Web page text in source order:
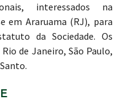
interessados na
em Araruama (RJ), para
da Sociedade. Os
de Janeiro, São Paulo,